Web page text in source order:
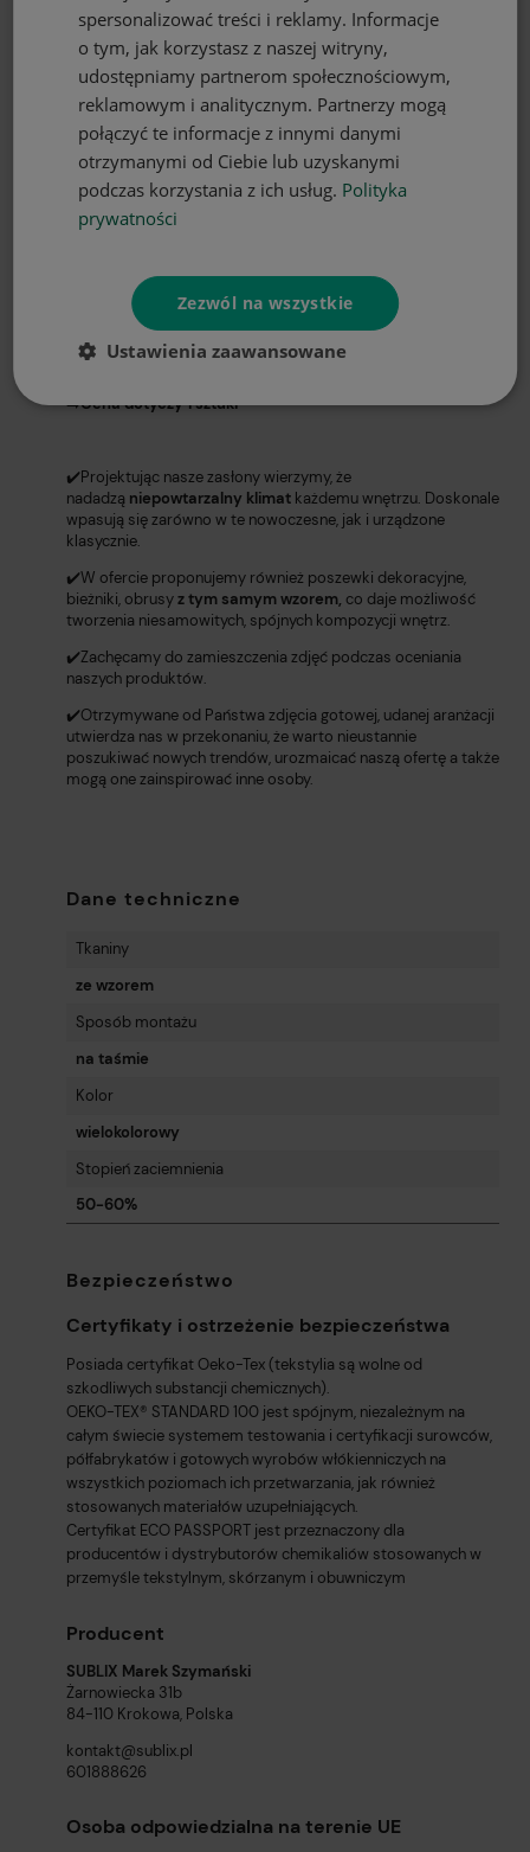
Opis techniczny, parametry:
➡️Marka: HomeView®️
➡️Skład:100% poliester
➡️Gramatura:
180g/m2
➡️Szerokość:140 cm
➡️Wysokość:250 cm (możliwość darmowego skrócenia do
dowolnej długości)
➡️Sposób montażu:
żabki, haczyki lub tunel
➡️Pielęgnacja:Pranie w temp. do 60 stopni C.
➡️Wyprodukowano w Polsce
➡️Cena dotyczy 1 sztuki
✔️Projektując nasze zasłony wierzymy, że
nadadzą niepowtarzalny klimat każdemu wnętrzu. Doskonale
wpasują się zarówno w te nowoczesne, jak i urządzone
klasycznie.
✔️W ofercie proponujemy również poszewki dekoracyjne,
bieżniki, obrusyz tym samym wzorem, co daje możliwość
tworzenia niesamowitych, spójnych kompozycji wnętrz.
✔️Zachęcamy do zamieszczenia zdjęć podczas oceniania
naszych produktów.
✔️Otrzymywane od Państwa zdjęcia gotowej, udanej aranżacji
utwierdza nas w przekonaniu, że warto nieustannie
poszukiwać nowych trendów, urozmaicać naszą ofertę a także
mogą one zainspirować inne osoby.
Dane techniczne
Tkaniny
ze wzorem
Sposób montażu
na taśmie
Kolor
wielokolorowy
Stopień zaciemnienia
50-60%
Bezpieczeństwo
Certyfikaty i ostrzeżenie bezpieczeństwa
Posiada certyfikat Oeko-Tex (tekstylia są wolne od
szkodliwych substancji chemicznych).
OEKO-TEX® STANDARD 100 jest spójnym, niezależnym na
całym świecie systemem testowania i certyfikacji surowców,
półfabrykatów i gotowych wyrobów włókienniczych na
wszystkich poziomach ich przetwarzania, jak również
stosowanych materiałów uzupełniających.
Certyfikat ECO PASSPORT jest przeznaczony dla
producentów i dystrybutorów chemikaliów stosowanych w
przemyśle tekstylnym, skórzanym i obuwniczym
Producent
SUBLIX Marek Szymański
Żarnowiecka 31b
84-110 Krokowa, Polska
kontakt@sublix.pl
601888626
Osoba odpowiedzialna na terenie UE
spersonalizować treści i reklamy. Informacje
o tym, jak korzystasz z naszej witryny,
udostępniamy partnerom społecznościowym,
reklamowym i analitycznym. Partnerzy mogą
połączyć te informacje z innymi danymi
otrzymanymi od Ciebie lub uzyskanymi
podczas korzystania z ich usług. Polityka
prywatności
Zezwól na wszystkie
Ustawienia zaawansowane